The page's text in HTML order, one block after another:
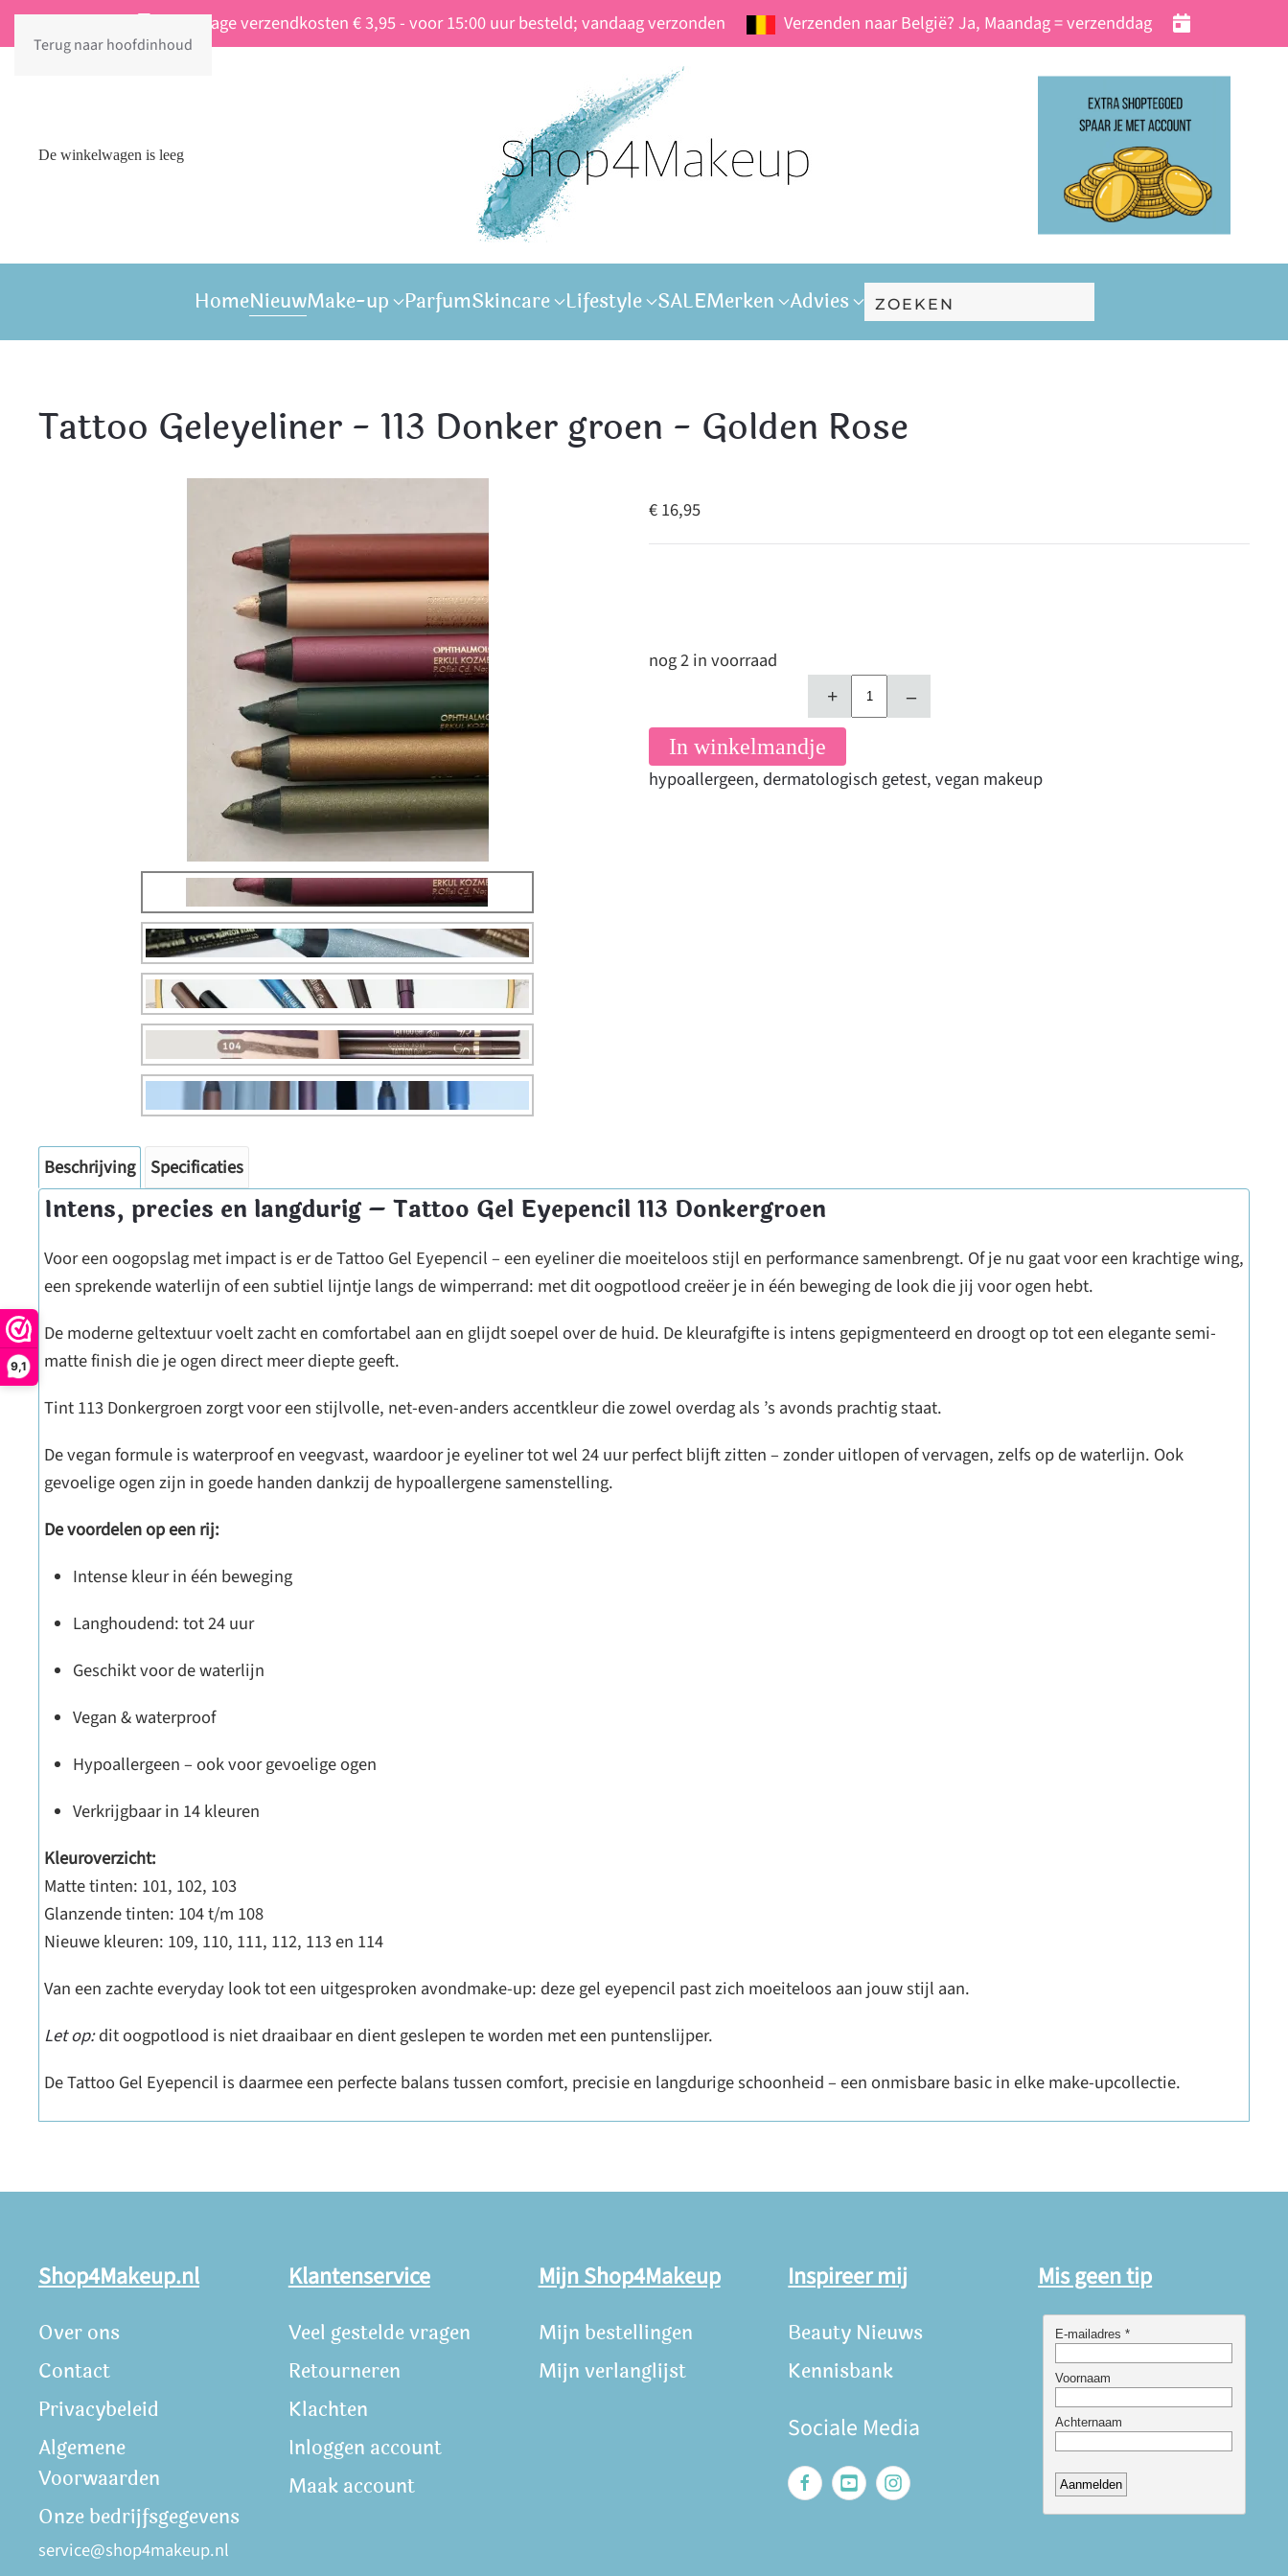
9,1
Terug naar hoofdinhoud
Vaste lage verzendkosten € 3,95 - voor 15:00 uur besteld; vandaag verzonden Verzenden naar België? Ja, Maandag = verzenddag
De winkelwagen is leeg
HomeNieuwMake-up ParfumSkincare Lifestyle SALEMerken Advies
Tattoo Geleyeliner - 113 Donker groen - Golden Rose
€ 16,95
nog 2 in voorraad
+ –
In winkelmandje
hypoallergeen,dermatologisch getest,vegan makeup
Beschrijving Specificaties
Intens, precies en langdurig – Tattoo Gel Eyepencil 113 Donkergroen
Voor een oogopslag met impact is er de Tattoo Gel Eyepencil – een eyeliner die moeiteloos stijl en performance samenbrengt. Of je nu gaat voor een krachtige wing,
een sprekende waterlijn of een subtiel lijntje langs de wimperrand: met dit oogpotlood creëer je in één beweging de look die jij voor ogen hebt.
De moderne geltextuur voelt zacht en comfortabel aan en glijdt soepel over de huid. De kleurafgifte is intens gepigmenteerd en droogt op tot een elegante semi-
matte finish die je ogen direct meer diepte geeft.
Tint 113 Donkergroen zorgt voor een stijlvolle, net-even-anders accentkleur die zowel overdag als ’s avonds prachtig staat.
De vegan formule is waterproof en veegvast, waardoor je eyeliner tot wel 24 uur perfect blijft zitten – zonder uitlopen of vervagen, zelfs op de waterlijn. Ook
gevoelige ogen zijn in goede handen dankzij de hypoallergene samenstelling.
De voordelen op een rij:
Intense kleur in één beweging
Langhoudend: tot 24 uur
Geschikt voor de waterlijn
Vegan & waterproof
Hypoallergeen – ook voor gevoelige ogen
Verkrijgbaar in 14 kleuren
Kleuroverzicht:
Matte tinten: 101, 102, 103
Glanzende tinten: 104 t/m 108
Nieuwe kleuren: 109, 110, 111, 112, 113 en 114
Van een zachte everyday look tot een uitgesproken avondmake-up: deze gel eyepencil past zich moeiteloos aan jouw stijl aan.
Let op:dit oogpotlood is niet draaibaar en dient geslepen te worden met een puntenslijper.
De Tattoo Gel Eyepencil is daarmee een perfecte balans tussen comfort, precisie en langdurige schoonheid – een onmisbare basic in elke make-upcollectie.
Shop4Makeup.nl
Over ons
Contact
Privacybeleid
Algemene
Voorwaarden
Onze bedrijfsgegevens
service@shop4makeup.nl
Klantenservice
Veel gestelde vragen
Retourneren
Klachten
Inloggen account
Maak account
Mijn Shop4Makeup
Mijn bestellingen
Mijn verlanglijst
Inspireer mij
Beauty Nieuws
Kennisbank
Sociale Media
Mis geen tip